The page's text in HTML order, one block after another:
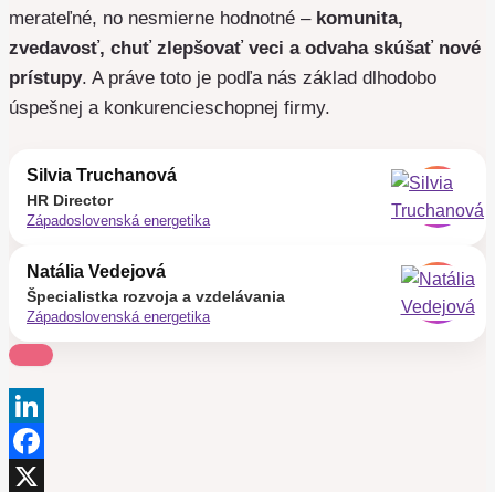
merateľné, no nesmierne hodnotné – komunita,
zvedavosť, chuť zlepšovať veci a odvaha skúšať nové
prístupy. A práve toto je podľa nás základ dlhodobo
úspešnej a konkurencieschopnej firmy.
Silvia Truchanová
HR Director
Západoslovenská energetika
Natália Vedejová
Špecialistka rozvoja a vzdelávania
Západoslovenská energetika
LinkedIn
Facebook